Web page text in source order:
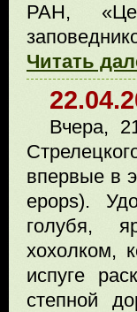
РАН,
Читать
Вчера,
впервые в
epops).
голубя,
хохолком,
испуге
степной